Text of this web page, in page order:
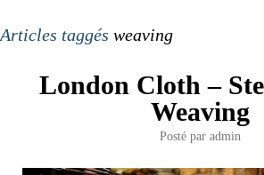
Articles taggés weaving
London Cloth –
Weaving
Posté par admin